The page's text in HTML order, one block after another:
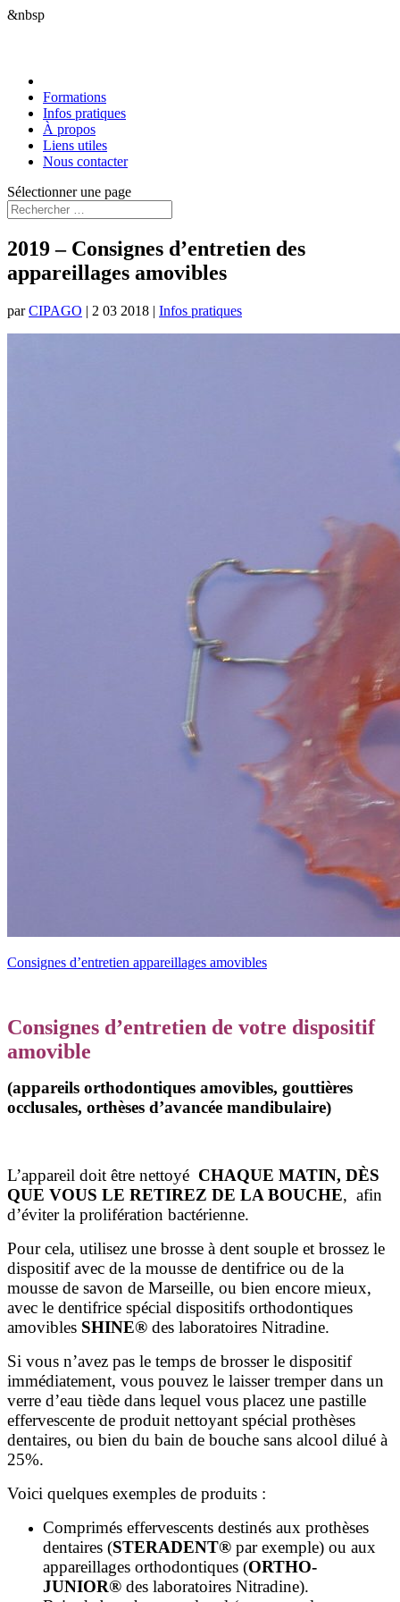
&nbsp
Formations
Infos pratiques
À propos
Liens utiles
Nous contacter
Sélectionner une page
2019 – Consignes d’entretien des
appareillages amovibles
parCIPAGO | 2 03 2018 | Infos pratiques
Consignes d’entretien appareillages amovibles
Consignes d’entretien de votre dispositif
amovible
(appareils orthodontiques amovibles, gouttières
occlusales, orthèses d’avancée mandibulaire)
L’appareil doit être nettoyé CHAQUE MATIN, DÈS
QUE VOUS LE RETIREZ DE LA BOUCHE, afin
d’éviter la prolifération bactérienne.
Pour cela, utilisez une brosse à dent souple et brossez le
dispositif avec de la mousse de dentifrice ou de la
mousse de savon de Marseille, ou bien encore mieux,
avec le dentifrice spécial dispositifs orthodontiques
amovibles SHINE® des laboratoires Nitradine.
Si vous n’avez pas le temps de brosser le dispositif
immédiatement, vous pouvez le laisser tremper dans un
verre d’eau tiède dans lequel vous placez une pastille
effervescente de produit nettoyant spécial prothèses
dentaires, ou bien du bain de bouche sans alcool dilué à
25%.
Voici quelques exemples de produits :
Comprimés effervescents destinés aux prothèses
dentaires (STERADENT® par exemple) ou aux
appareillages orthodontiques (ORTHO-
JUNIOR® des laboratoires Nitradine).